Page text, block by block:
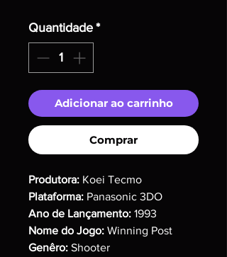
Quantidade *
Adicionar ao carrinho
Comprar
Produtora: Koei Tecmo
Plataforma: Panasonic 3DO
Ano de Lançamento: 1993
Nome do Jogo: Winning Post
Genêro: Shooter